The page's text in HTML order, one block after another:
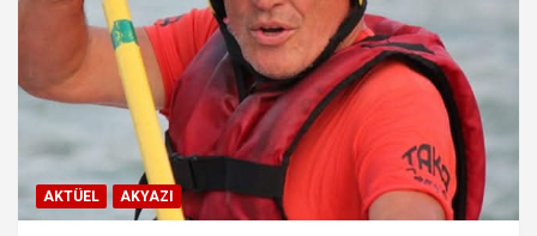
AKTÜEL AKYAZI